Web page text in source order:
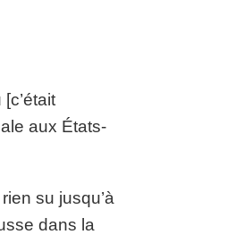
aux États-
su jusqu’à
dans la